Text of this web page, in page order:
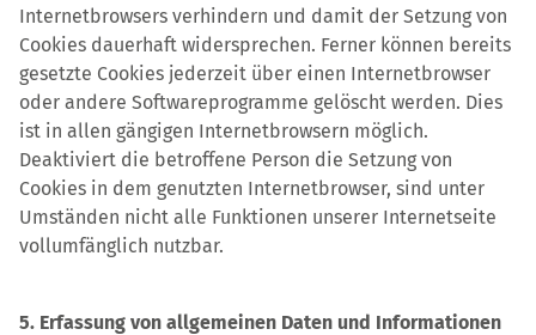
Internetbrowsers verhindern und damit der Setzung von
Cookies dauerhaft widersprechen. Ferner können bereits
gesetzte Cookies jederzeit über einen Internetbrowser
oder andere Softwareprogramme gelöscht werden. Dies
ist in allen gängigen Internetbrowsern möglich.
Deaktiviert die betroffene Person die Setzung von
Cookies in dem genutzten Internetbrowser, sind unter
Umständen nicht alle Funktionen unserer Internetseite
vollumfänglich nutzbar.
5. Erfassung von allgemeinen Daten und Informationen